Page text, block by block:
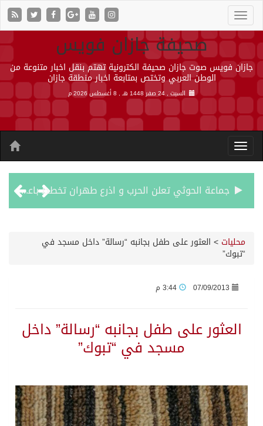
صحيفة جازان فويس
جازان فويس صوت جازان صحيفة الكترونية تهتم بنقل اخبار متنوعة من
الوطن العربي وتختص بمتابعة اخبار منطقة جازان
السبت , 24 صفر 1448 هـ , 8 أغسطس 2026 م
جماعة الحوثي تعلن الحرب و اذرع طهران تخطط باعمال ارهابية واسعة تطال دول الشرق الاوسط
التحالف يعزي الحكومة اليمنية في استشهاد قوات يمنية جراء هجوم حوثي غادر
محليات > العثور على طفل بجانبه “رسالة” داخل مسجد في
“تبوك”
07/09/2013
العثور على طفل بجانبه “رسالة” داخل
مسجد في “تبوك”